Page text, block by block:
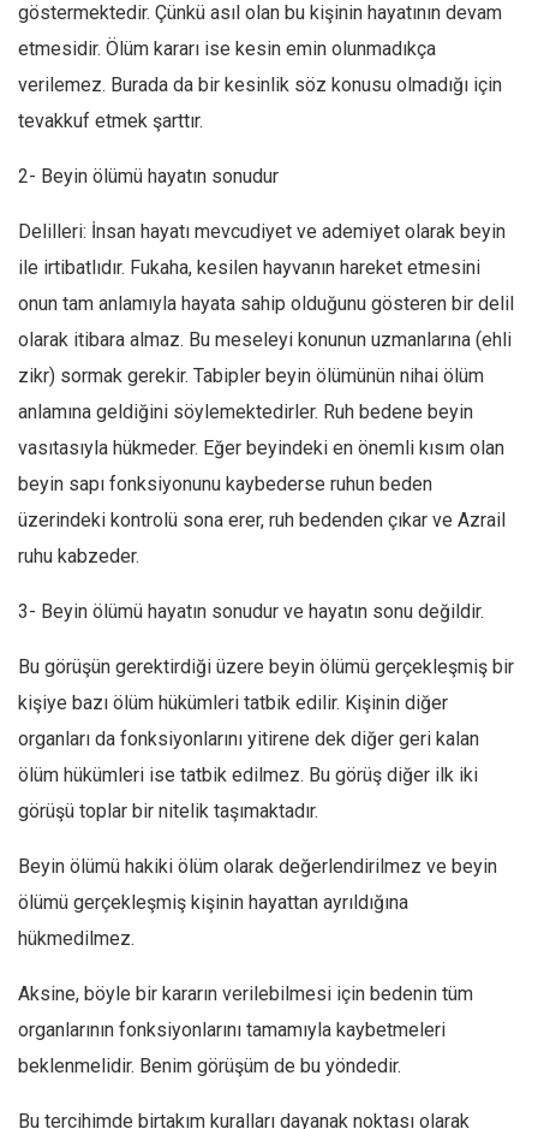
göstermektedir. Çünkü asıl olan bu kişinin hayatının devam
etmesidir. Ölüm kararı ise kesin emin olunmadıkça
verilemez. Burada da bir kesinlik söz konusu olmadığı için
tevakkuf etmek şarttır.
2- Beyin ölümü hayatın sonudur
Delilleri: İnsan hayatı mevcudiyet ve ademiyet olarak beyin
ile irtibatlıdır. Fukaha, kesilen hayvanın hareket etmesini
onun tam anlamıyla hayata sahip olduğunu gösteren bir delil
olarak itibara almaz. Bu meseleyi konunun uzmanlarına (ehli
zikr) sormak gerekir. Tabipler beyin ölümünün nihai ölüm
anlamına geldiğini söylemektedirler. Ruh bedene beyin
vasıtasıyla hükmeder. Eğer beyindeki en önemli kısım olan
beyin sapı fonksiyonunu kaybederse ruhun beden
üzerindeki kontrolü sona erer, ruh bedenden çıkar ve Azrail
ruhu kabzeder.
3- Beyin ölümü hayatın sonudur ve hayatın sonu değildir.
Bu görüşün gerektirdiği üzere beyin ölümü gerçekleşmiş bir
kişiye bazı ölüm hükümleri tatbik edilir. Kişinin diğer
organları da fonksiyonlarını yitirene dek diğer geri kalan
ölüm hükümleri ise tatbik edilmez. Bu görüş diğer ilk iki
görüşü toplar bir nitelik taşımaktadır.
Beyin ölümü hakiki ölüm olarak değerlendirilmez ve beyin
ölümü gerçekleşmiş kişinin hayattan ayrıldığına
hükmedilmez.
Aksine, böyle bir kararın verilebilmesi için bedenin tüm
organlarının fonksiyonlarını tamamıyla kaybetmeleri
beklenmelidir. Benim görüşüm de bu yöndedir.
Bu tercihimde birtakım kuralları dayanak noktası olarak